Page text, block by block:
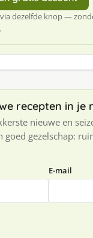
dezelfde knop —
recepten in je
nieuwe en
goed gezelschap:
E-mail